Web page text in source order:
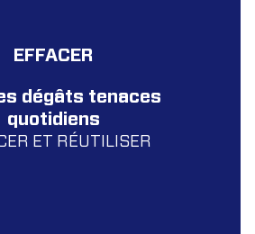
EFFACER
dégâts tenaces
quotidiens